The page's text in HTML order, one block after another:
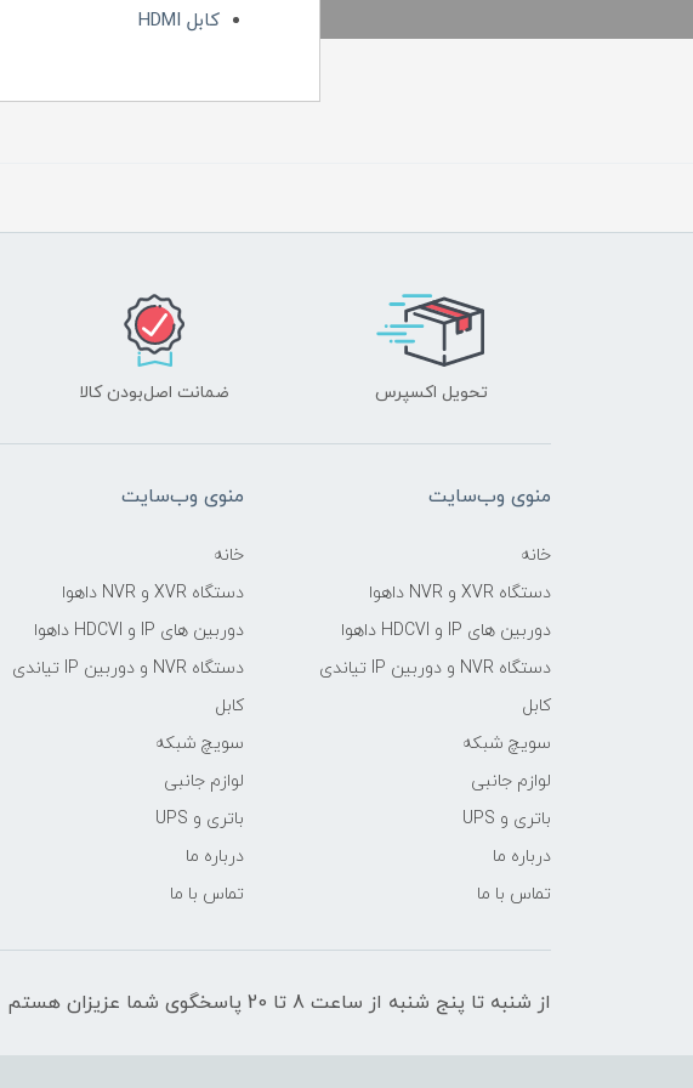
کابل HDMI
تحویل اکسپرس ضمانت اصل‌بودن کالا
منوی وب‌سایت
خانه
دستگاه XVR و NVR داهوا
دوربین های IP و HDCVI داهوا
دستگاه NVR و دوربین IP تیاندی
کابل
سویچ شبکه
لوازم جانبی
باتری و UPS
درباره ما
تماس با ما
منوی وب‌سایت
خانه
دستگاه XVR و NVR داهوا
دوربین های IP و HDCVI داهوا
دستگاه NVR و دوربین IP تیاندی
کابل
سویچ شبکه
لوازم جانبی
باتری و UPS
درباره ما
تماس با ما
از شنبه تا پنج شنبه از ساعت 8 تا 20 پاسخگوی شما عزیزان هستم